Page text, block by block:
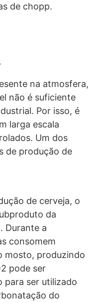
de chopp.
na atmosfera,
não é suficiente
Por isso, é
larga escala
Um dos
de produção de
de cerveja, o
da
Durante a
consomem
mosto, produzindo
pode ser
para ser utilizado
do